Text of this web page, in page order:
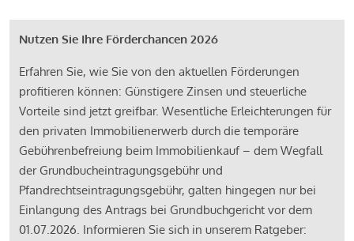
Nutzen Sie Ihre Förderchancen 2026
Erfahren Sie, wie Sie von den aktuellen Förderungen
profitieren können: Günstigere Zinsen und steuerliche
Vorteile sind jetzt greifbar. Wesentliche Erleichterungen für
den privaten Immobilienerwerb durch die temporäre
Gebührenbefreiung beim Immobilienkauf – dem Wegfall
der Grundbucheintragungsgebühr und
Pfandrechtseintragungsgebühr, galten hingegen nur bei
Einlangung des Antrags bei Grundbuchgericht vor dem
01.07.2026. Informieren Sie sich in unserem Ratgeber: